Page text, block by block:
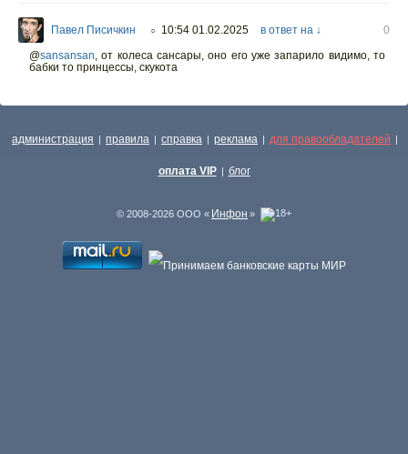
Павел Писичкин ○ 10:54 01.02.2025 в ответ на ↓
0
@sansansan, от колеса сансары, оно его уже запарило видимо, то
бабки то принцессы, скукота
администрация | правила | справка | реклама | для правообладателей |
оплата VIP | блог
© 2008-2026 ООО « Инфон »